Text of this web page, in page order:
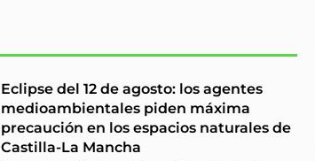
Eclipse del 12 de agosto: los agentes
medioambientales piden máxima
precaución en los espacios naturales de
Castilla-La Mancha